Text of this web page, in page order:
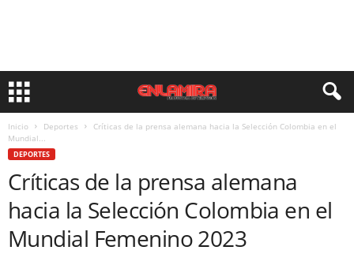
Inicio Deportes
Críticas de la prensa alemana hacia la Selección Colombia en el
Mundial...
DEPORTES
Críticas de la prensa alemana
hacia la Selección Colombia en el
Mundial Femenino 2023